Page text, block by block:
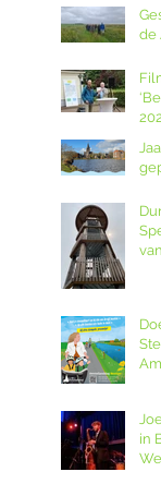
de
in